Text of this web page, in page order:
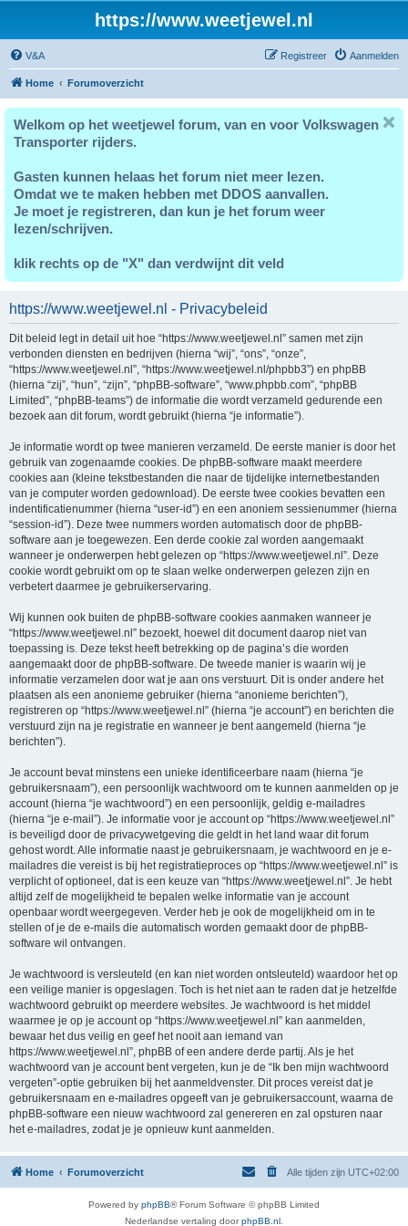
https://www.weetjewel.nl
V&A Aanmelden
Registreer
Home Forumoverzicht
Welkom op het weetjewel forum, van en voor Volkswagen
Transporter rijders.
Gasten kunnen helaas het forum niet meer lezen.
Omdat we te maken hebben met DDOS aanvallen.
Je moet je registreren, dan kun je het forum weer
lezen/schrijven.
klik rechts op de "X" dan verdwijnt dit veld
https://www.weetjewel.nl - Privacybeleid
Dit beleid legt in detail uit hoe “https://www.weetjewel.nl” samen met zijn
verbonden diensten en bedrijven (hierna “wij”, “ons”, “onze”,
“https://www.weetjewel.nl”, “https://www.weetjewel.nl/phpbb3”) en phpBB
(hierna “zij”, “hun”, “zijn”, “phpBB-software”, “www.phpbb.com”, “phpBB
Limited”, “phpBB-teams”) de informatie die wordt verzameld gedurende een
bezoek aan dit forum, wordt gebruikt (hierna “je informatie”).
Je informatie wordt op twee manieren verzameld. De eerste manier is door het
gebruik van zogenaamde cookies. De phpBB-software maakt meerdere
cookies aan (kleine tekstbestanden die naar de tijdelijke internetbestanden
van je computer worden gedownload). De eerste twee cookies bevatten een
indentificatienummer (hierna “user-id”) en een anoniem sessienummer (hierna
“session-id”). Deze twee nummers worden automatisch door de phpBB-
software aan je toegewezen. Een derde cookie zal worden aangemaakt
wanneer je onderwerpen hebt gelezen op “https://www.weetjewel.nl”. Deze
cookie wordt gebruikt om op te slaan welke onderwerpen gelezen zijn en
verbetert daarmee je gebruikerservaring.
Wij kunnen ook buiten de phpBB-software cookies aanmaken wanneer je
“https://www.weetjewel.nl” bezoekt, hoewel dit document daarop niet van
toepassing is. Deze tekst heeft betrekking op de pagina’s die worden
aangemaakt door de phpBB-software. De tweede manier is waarin wij je
informatie verzamelen door wat je aan ons verstuurt. Dit is onder andere het
plaatsen als een anonieme gebruiker (hierna “anonieme berichten”),
registreren op “https://www.weetjewel.nl” (hierna “je account”) en berichten die
verstuurd zijn na je registratie en wanneer je bent aangemeld (hierna “je
berichten”).
Je account bevat minstens een unieke identificeerbare naam (hierna “je
gebruikersnaam”), een persoonlijk wachtwoord om te kunnen aanmelden op je
account (hierna “je wachtwoord”) en een persoonlijk, geldig e-mailadres
(hierna “je e-mail”). Je informatie voor je account op “https://www.weetjewel.nl”
is beveiligd door de privacywetgeving die geldt in het land waar dit forum
gehost wordt. Alle informatie naast je gebruikersnaam, je wachtwoord en je e-
mailadres die vereist is bij het registratieproces op “https://www.weetjewel.nl” is
verplicht of optioneel, dat is een keuze van “https://www.weetjewel.nl”. Je hebt
altijd zelf de mogelijkheid te bepalen welke informatie van je account
openbaar wordt weergegeven. Verder heb je ook de mogelijkheid om in te
stellen of je de e-mails die automatisch worden gemaakt door de phpBB-
software wil ontvangen.
Je wachtwoord is versleuteld (en kan niet worden ontsleuteld) waardoor het op
een veilige manier is opgeslagen. Toch is het niet aan te raden dat je hetzelfde
wachtwoord gebruikt op meerdere websites. Je wachtwoord is het middel
waarmee je op je account op “https://www.weetjewel.nl” kan aanmelden,
bewaar het dus veilig en geef het nooit aan iemand van
https://www.weetjewel.nl”, phpBB of een andere derde partij. Als je het
wachtwoord van je account bent vergeten, kun je de “Ik ben mijn wachtwoord
vergeten”-optie gebruiken bij het aanmeldvenster. Dit proces vereist dat je
gebruikersnaam en e-mailadres opgeeft van je gebruikersaccount, waarna de
phpBB-software een nieuw wachtwoord zal genereren en zal opsturen naar
het e-mailadres, zodat je je opnieuw kunt aanmelden.
Home Forumoverzicht Alle tijden zijn UTC+02:00
Powered by phpBB® Forum Software © phpBB Limited
Nederlandse vertaling doorphpBB.nl